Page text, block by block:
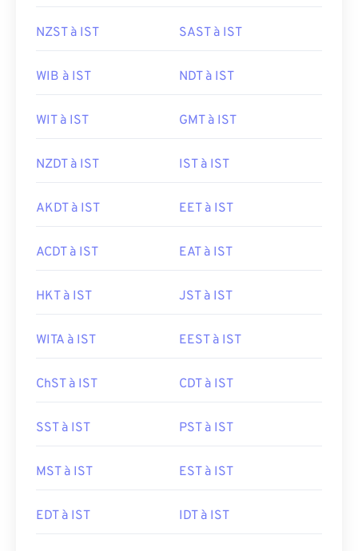
NZST à IST SAST à IST
WIB à IST NDT à IST
WIT à IST GMT à IST
NZDT à IST IST à IST
AKDT à IST EET à IST
ACDT à IST EAT à IST
HKT à IST JST à IST
WITA à IST EEST à IST
ChST à IST CDT à IST
SST à IST PST à IST
MST à IST EST à IST
EDT à IST IDT à IST